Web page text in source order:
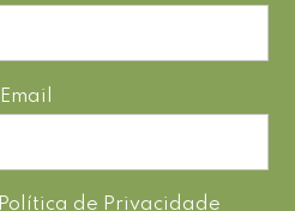
Email
Política de Privacidade